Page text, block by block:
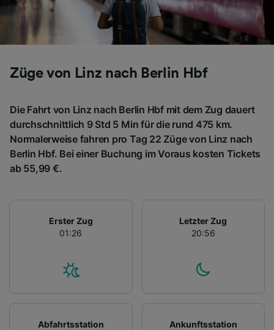
Züge von Linz nach Berlin Hbf
Die Fahrt von Linz nach Berlin Hbf mit dem Zug dauert
durchschnittlich 9 Std 5 Min für die rund 475 km.
Normalerweise fahren pro Tag 22 Züge von Linz nach
Berlin Hbf. Bei einer Buchung im Voraus kosten Tickets
ab 55,99 €.
Erster Zug
01:26
Letzter Zug
20:56
Abfahrtsstation
Ankunftsstation